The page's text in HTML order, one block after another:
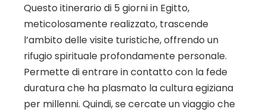
Questo itinerario di 5 giorni in Egitto,
meticolosamente realizzato, trascende
l’ambito delle visite turistiche, offrendo un
rifugio spirituale profondamente personale.
Permette di entrare in contatto con la fede
duratura che ha plasmato la cultura egiziana
per millenni. Quindi, se cercate un viaggio che